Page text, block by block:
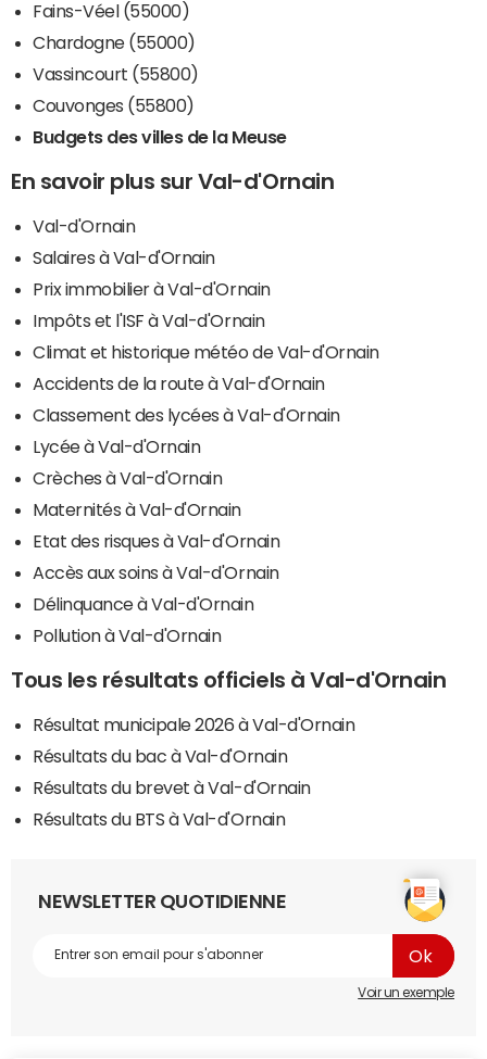
Fains-Véel (55000)
Chardogne (55000)
Vassincourt (55800)
Couvonges (55800)
Budgets des villes de la Meuse
En savoir plus sur Val-d'Ornain
Val-d'Ornain
Salaires à Val-d'Ornain
Prix immobilier à Val-d'Ornain
Impôts et l'ISF à Val-d'Ornain
Climat et historique météo de Val-d'Ornain
Accidents de la route à Val-d'Ornain
Classement des lycées à Val-d'Ornain
Lycée à Val-d'Ornain
Crèches à Val-d'Ornain
Maternités à Val-d'Ornain
Etat des risques à Val-d'Ornain
Accès aux soins à Val-d'Ornain
Délinquance à Val-d'Ornain
Pollution à Val-d'Ornain
Tous les résultats officiels à Val-d'Ornain
Résultat municipale 2026 à Val-d'Ornain
Résultats du bac à Val-d'Ornain
Résultats du brevet à Val-d'Ornain
Résultats du BTS à Val-d'Ornain
NEWSLETTER QUOTIDIENNE
Voir un exemple